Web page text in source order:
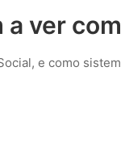
ver
e como